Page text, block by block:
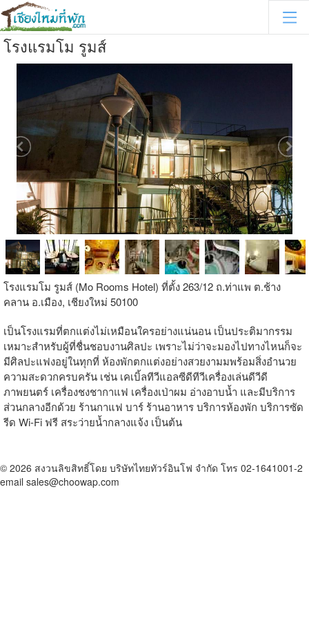
โรงแรมโม รูมส์
โรงแรมโม รูมส์ (Mo Rooms Hotel) ที่ตั้ง 263/12 ถ.ท่าแพ ต.ช้าง
คลาน อ.เมือง, เชียงใหม่ 50100
เป็นโรงแรมที่ตกแต่งไม่เหมือนใครอย่างแน่นอน เป็นประติมากรรม
เหมาะสำหรับผู้ที่ชื่นชอบงานศิลปะ เพราะไม่ว่าจะมองไปทางไหนก็จะ
มีศิลปะแฟงอยู่ในทุกที่ ห้องพักตกแต่งอย่างสวยงามมพร้อมสิ่งอำนวย
ความสะดวกครบครัน เช่น เคเบิ้ลทีวีแอลซีดีทีวีเครื่องเล่นดีวีดี
ภาพยนตร์ เครื่องชงชากาแฟ เครื่องเป่าผม อ่างอาบน้ำ และมีบริการ
ส่วนกลางอีกด้วย ร้านกาแฟ บาร์ ร้านอาหาร บริการห้องพัก บริการซัด
รีด Wi-Fi ฟรี สระว่ายน้ำกลางแจ้ง เป็นต้น
© 2026 สงวนลิขสิทธิ์โดย บริษัทไทยทัวร์อินโฟ จำกัด โทร 02-1641001-2
email sales@choowap.com